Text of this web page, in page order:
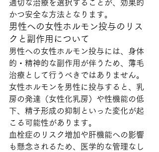
適切な治療を選択することが、効果的
かつ安全な方法となります。
男性への女性ホルモン投与のリス
クと副作用について
男性への女性ホルモン投与には、身体
的・精神的な副作用が伴うため、薄毛
治療として行うべきではありません。
女性ホルモンを男性に投与すると、乳
房の発達（女性化乳房）や性機能の低
下、精子形成の抑制といった変化が起
こる可能性があります。
血栓症のリスク増加や肝機能への影響
も懸念されるため、医学的な管理なし